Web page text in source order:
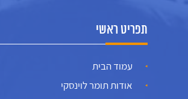
תפריט ראשי
עמוד הבית
אודות תומר לוינסקי